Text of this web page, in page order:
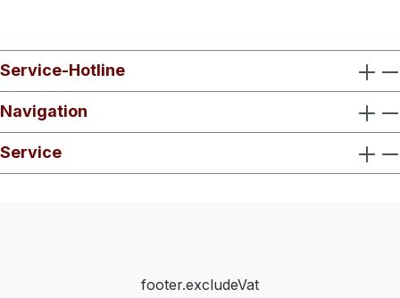
Service-Hotline
Navigation
Service
footer.excludeVat